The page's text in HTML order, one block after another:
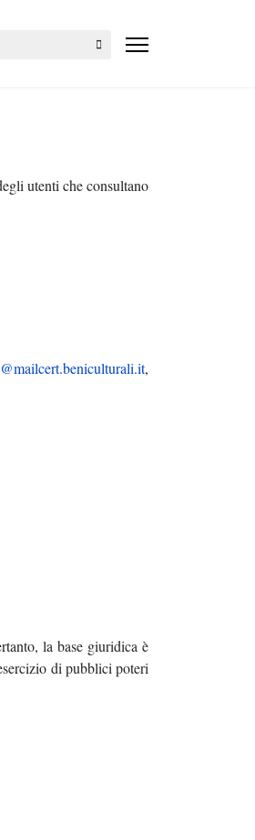
utenti che consultano
,
la base giuridica è
di pubblici poteri